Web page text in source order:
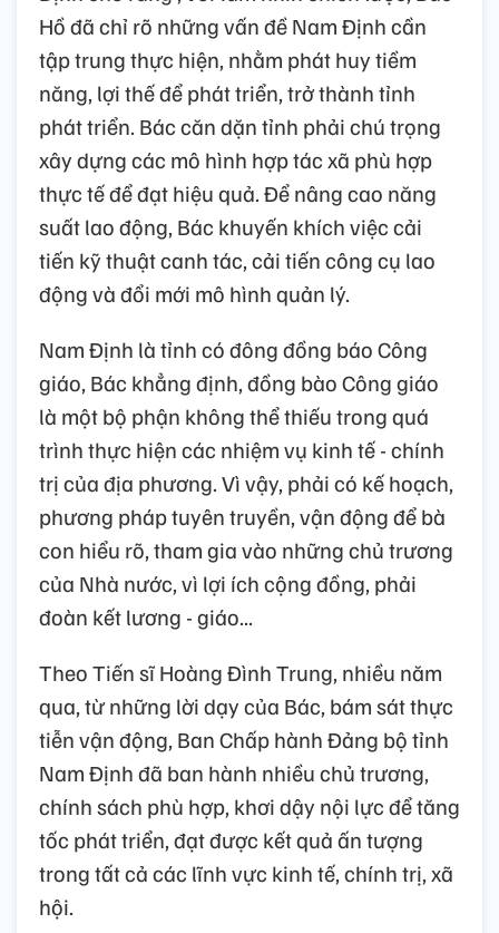
Hồ đã chỉ rõ những vấn đề Nam Định cần
tập trung thực hiện, nhằm phát huy tiềm
năng, lợi thế để phát triển, trở thành tỉnh
phát triển. Bác căn dặn tỉnh phải chú trọng
xây dựng các mô hình hợp tác xã phù hợp
thực tế để đạt hiệu quả. Để nâng cao năng
suất lao động, Bác khuyến khích việc cải
tiến kỹ thuật canh tác, cải tiến công cụ lao
động và đổi mới mô hình quản lý.
Nam Định là tỉnh có đông đồng báo Công
giáo, Bác khẳng định, đồng bào Công giáo
là một bộ phận không thể thiếu trong quá
trình thực hiện các nhiệm vụ kinh tế - chính
trị của địa phương. Vì vậy, phải có kế hoạch,
phương pháp tuyên truyền, vận động để bà
con hiểu rõ, tham gia vào những chủ trương
của Nhà nước, vì lợi ích cộng đồng, phải
đoàn kết lương - giáo...
Theo Tiến sĩ Hoàng Đình Trung, nhiều năm
qua, từ những lời dạy của Bác, bám sát thực
tiễn vận động, Ban Chấp hành Đảng bộ tỉnh
Nam Định đã ban hành nhiều chủ trương,
chính sách phù hợp, khơi dậy nội lực để tăng
tốc phát triển, đạt được kết quả ấn tượng
trong tất cả các lĩnh vực kinh tế, chính trị, xã
hội.